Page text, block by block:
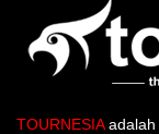
TOURNESIAadalah